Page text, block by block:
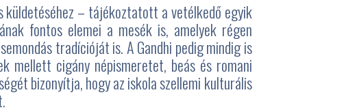
küldetéséhez – tájékoztatott a vetélkedő egyik
fontos elemei a mesék is, amelyek régen
tradícióját is. A Gandhi pedig mindig is
mellett cigány népismeretet, beás és romani
bizonyítja, hogy az iskola szellemi kulturális